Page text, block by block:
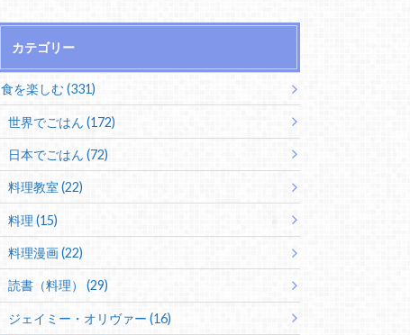
カテゴリー
食を楽しむ (331)
世界でごはん (172)
日本でごはん (72)
料理教室 (22)
料理 (15)
料理漫画 (22)
読書（料理） (29)
ジェイミー・オリヴァー (16)